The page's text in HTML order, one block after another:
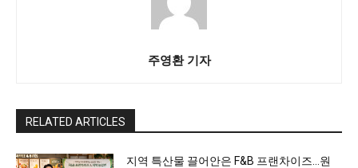
주영환 기자
RELATED ARTICLES
지역 특산물 끌어안은 F&B 프랜차이즈…원